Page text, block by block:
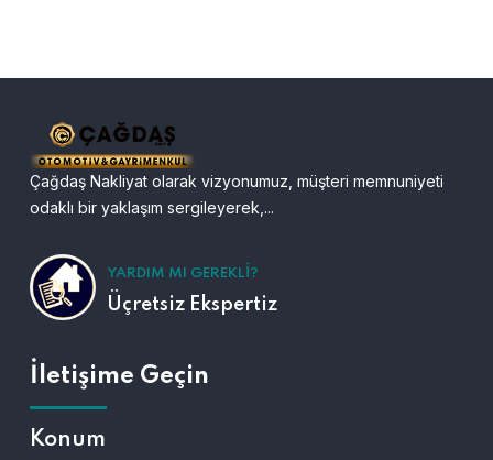
Çağdaş Nakliyat olarak vizyonumuz, müşteri memnuniyeti
odaklı bir yaklaşım sergileyerek,...
YARDIM MI GEREKLI?
Üçretsiz Ekspertiz
İletişime Geçin
Konum